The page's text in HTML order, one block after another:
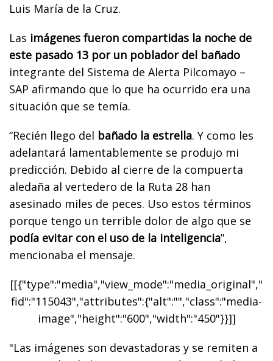
Luis María de la Cruz.
Las imágenes fueron compartidas la noche de
este pasado 13 por un poblador del bañado
integrante del Sistema de Alerta Pilcomayo –
SAP afirmando que lo que ha ocurrido era una
situación que se temía.
“Recién llego del bañado la estrella. Y como les
adelantará lamentablemente se produjo mi
predicción. Debido al cierre de la compuerta
aledaña al vertedero de la Ruta 28 han
asesinado miles de peces. Uso estos términos
porque tengo un terrible dolor de algo que se
podía evitar con el uso de la inteligencia”,
mencionaba el mensaje.
[[{"type":"media","view_mode":"media_original","
fid":"115043","attributes":{"alt":"","class":"media-
image","height":"600","width":"450"}}]]
"Las imágenes son devastadoras y se remiten a